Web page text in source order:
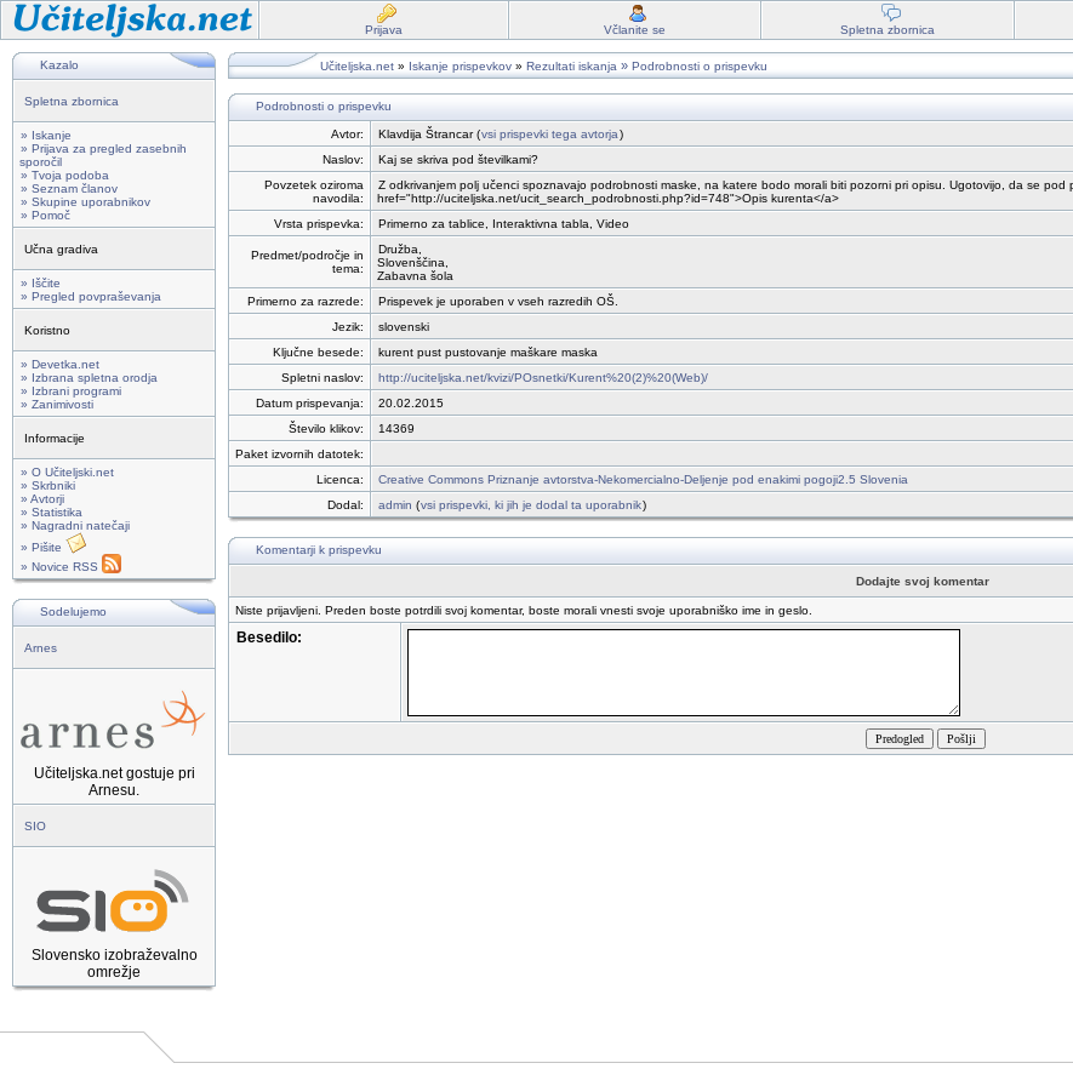
Prijava Včlanite se Spletna zbornica
Kazalo
Spletna zbornica
» Iskanje
» Prijava za pregled zasebnih
sporočil
» Tvoja podoba
» Seznam članov
» Skupine uporabnikov
» Pomoč
Učna gradiva
» Iščite
» Pregled povpraševanja
Koristno
» Devetka.net
» Izbrana spletna orodja
» Izbrani programi
» Zanimivosti
Informacije
» O Učiteljski.net
» Skrbniki
» Avtorji
» Statistika
» Nagradni natečaji
» Pišite
» Novice RSS
Sodelujemo
Arnes
Učiteljska.net gostuje pri
Arnesu.
SIO
Slovensko izobraževalno
omrežje
Učiteljska.net » Iskanje prispevkov » Rezultati iskanja » Podrobnosti o prispevku
Podrobnosti o prispevku
Avtor: Klavdija Štrancar (vsi prispevki tega avtorja)
Naslov:
Kaj se skriva pod številkami?
Povzetek oziroma
navodila:
Z odkrivanjem polj učenci spoznavajo podrobnosti maske, na katere bodo morali biti pozorni pri opisu. Ugotovijo, da se pod
href="http://uciteljska.net/ucit_search_podrobnosti.php?id=748">Opis kurenta</a>
Vrsta prispevka:
Primerno za tablice, Interaktivna tabla, Video
Predmet/področje in
tema:
Družba,
Slovenščina,
Zabavna šola
Primerno za razrede:
Prispevek je uporaben v vseh razredih OŠ.
Jezik:
slovenski
Ključne besede:
kurent pust pustovanje maškare maska
Spletni naslov:
http://uciteljska.net/kvizi/POsnetki/Kurent%20(2)%20(Web)/
Datum prispevanja:
20.02.2015
Število klikov:
14369
Paket izvornih datotek:
Licenca:
Creative Commons Priznanje avtorstva-Nekomercialno-Deljenje pod enakimi pogoji2.5 Slovenia
Dodal:
admin (vsi prispevki, ki jih je dodal ta uporabnik)
Komentarji k prispevku
Dodajte svoj komentar
Niste prijavljeni. Preden boste potrdili svoj komentar, boste morali vnesti svoje uporabniško ime in geslo.
Besedilo: